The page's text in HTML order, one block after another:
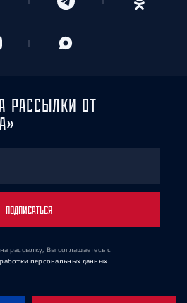
РАССЫЛКИ ОТ
ПОДПИСАТЬСЯ
рассылку, Вы соглашаетесь с
персональных данных